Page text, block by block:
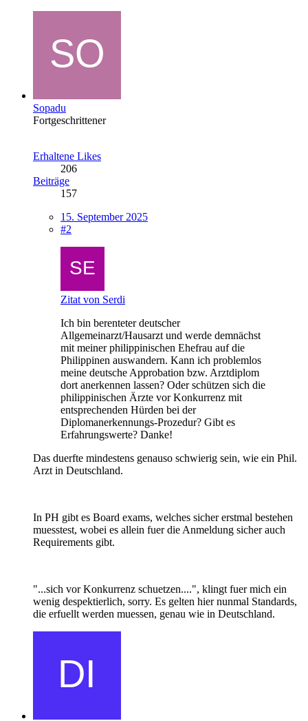
Sopadu
Fortgeschrittener
Erhaltene Likes
206
Beiträge
157
15. September 2025
#2
Zitat von Serdi
Ich bin berenteter deutscher
Allgemeinarzt/Hausarzt und werde demnächst
mit meiner philippinischen Ehefrau auf die
Philippinen auswandern. Kann ich problemlos
meine deutsche Approbation bzw. Arztdiplom
dort anerkennen lassen? Oder schützen sich die
philippinischen Ärzte vor Konkurrenz mit
entsprechenden Hürden bei der
Diplomanerkennungs-Prozedur? Gibt es
Erfahrungswerte? Danke!
Das duerfte mindestens genauso schwierig sein, wie ein Phil.
Arzt in Deutschland.
In PH gibt es Board exams, welches sicher erstmal bestehen
muesstest, wobei es allein fuer die Anmeldung sicher auch
Requirements gibt.
"...sich vor Konkurrenz schuetzen....", klingt fuer mich ein
wenig despektierlich, sorry. Es gelten hier nunmal Standards,
die erfuellt werden muessen, genau wie in Deutschland.